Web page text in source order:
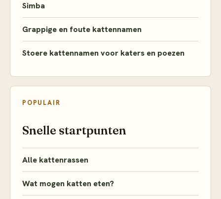
Simba
Grappige en foute kattennamen
Stoere kattennamen voor katers en poezen
POPULAIR
Snelle startpunten
Alle kattenrassen
Wat mogen katten eten?